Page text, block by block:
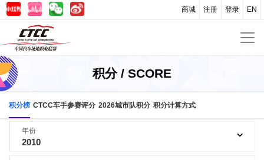
EN
登录
注册
商城
积分 / SCORE
积分榜 CTCC车手参赛评分 2026城市队积分 积分计算方式
年份
2010